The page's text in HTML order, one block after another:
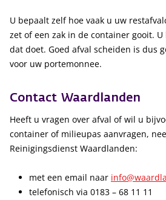
U bepaalt zelf hoe vaak u uw
zet of een zak in de container gooit.
dat doet. Goed afval scheiden is dus
voor uw portemonnee.
Contact Waardlanden
Heeft u vragen over afval of wil u
container of milieupas aanvragen,
Reinigingsdienst Waardlanden:
met een email naar
telefonisch via 0183 – 68 11 11